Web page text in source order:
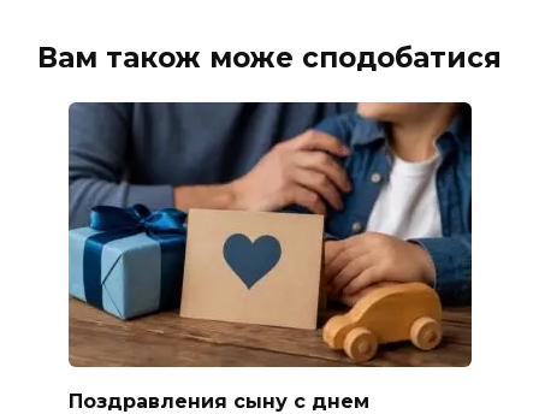
Вам також може сподобатися
Поздравления сыну с днем